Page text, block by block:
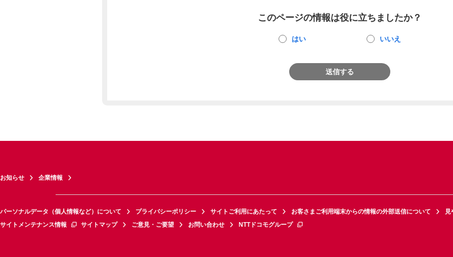
このページの情報は役に立ちましたか？
はい いいえ
送信する
お知らせ 企業情報
パーソナルデータ（個人情報など）について プライバシーポリシー サイトご利用にあたって お客さまご利用端末からの情報の外部送信について
見
サイトメンテナンス情報
サイトマップ ご意見・ご要望 お問い合わせ NTTドコモグループ